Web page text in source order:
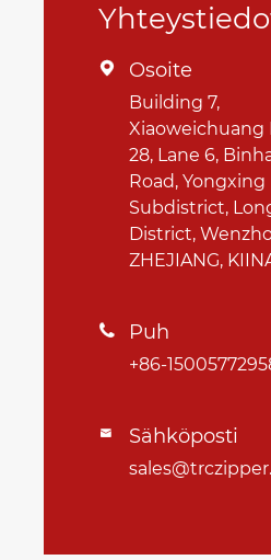
 Osoite
Building 7,
Xiaoweichuang
28, Lane 6,
Road, Yongxing
Subdistrict,
District,
ZHEJIANG,
 Puh
+86-
 Sähköposti